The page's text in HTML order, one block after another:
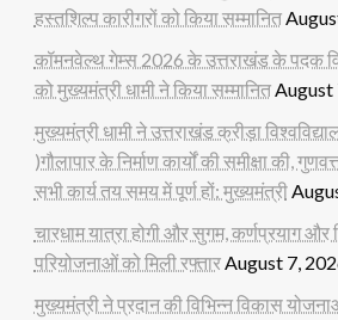
हस्तशिल्प कारीगरों को किया सम्मानित
कॉमनवेल्थ गेम्स 2026 के उत्तराखंड के पदक
को मुख्यमंत्री धामी ने किया सम्मानित August
मुख्यमंत्री धामी ने उत्तराखंड क्रीड़ा
)गौलापार के निर्माण कार्यों की समीक्षा की,
सभी कार्य तय समय में पूर्ण हों: मुख्यमंत्री
चारधाम यात्रा होगी और सुगम, कर्णप्रयाग
परियोजनाओं को मिली रफ्तार August 7,
मुख्यमंत्री ने प्रदान की विभिन्न विकास